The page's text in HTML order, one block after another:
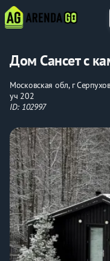
Дом Сансет с
Московская обл, г
уч 202
ID: 102997